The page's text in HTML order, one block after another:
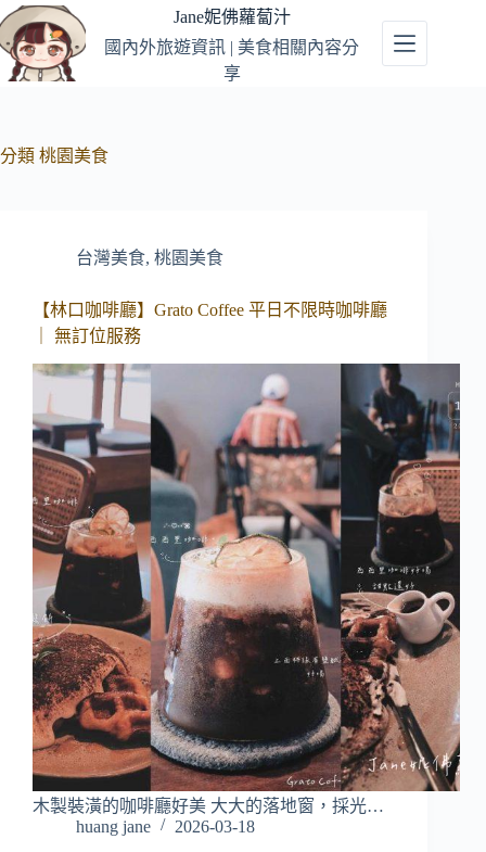
跳
至
主
容
Jane妮佛蘿蔔汁
國內外旅遊資訊 | 美食相關內容分
享
分類 桃園美食
台灣美食, 桃園美食
【林口咖啡廳】Grato Coffee 平日不限時咖啡廳
｜ 無訂位服務
木製裝潢的咖啡廳好美 大大的落地窗，採光…
huang jane
2026-03-18